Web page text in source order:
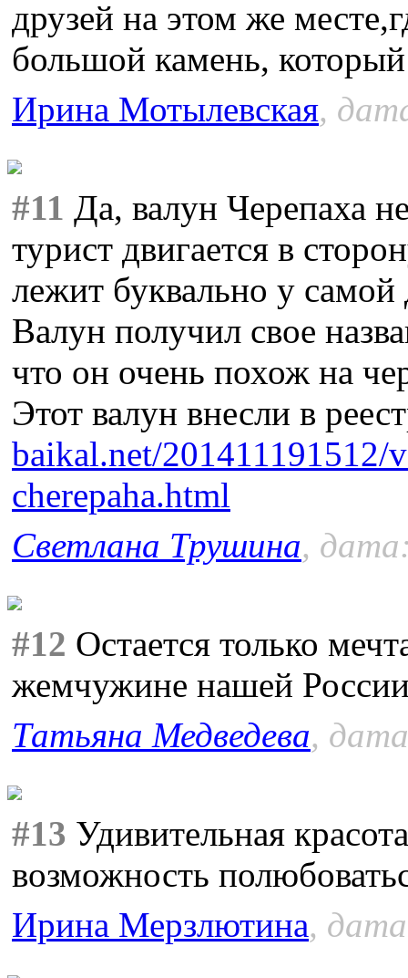
друзей на этом же
большой камень,
Ирина Мотылевская,
#11 Да, валун Черепаха
турист двигается в
лежит буквально у самой
Валун получил свое
что он очень похож на
Этот валун внесли в
baikal.net/201411191512/
cherepaha.html
Светлана Трушина,
#12 Остается только
жемчужине нашей
Татьяна Медведева,
#13 Удивительная
возможность
Ирина Мерзлютина,